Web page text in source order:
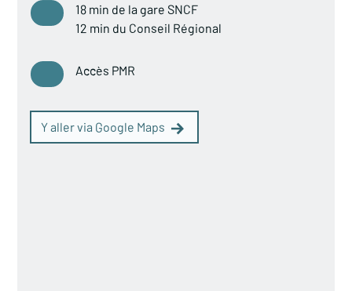
18 min de la gare SNCF
12 min du Conseil Régional
Accès PMR
Y aller via Google Maps